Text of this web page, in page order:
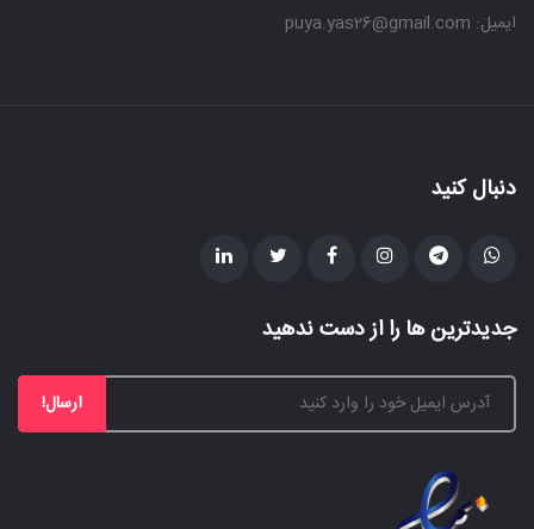
ایمیل: puya.yas26@gmail.com
دنبال کنید
جدیدترین ها را از دست ندهید
ارسال!